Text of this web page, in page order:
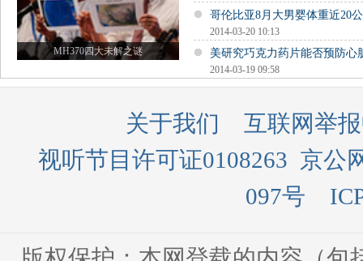
MH370四大未解之谜
哥伦比亚8月大男婴体重近20
2014-03-20 10:13
美研究巧克力药片能否预防心
2014-03-19 09:58
关于我们
互联网举
视听节目许可证0108263 京公
097号